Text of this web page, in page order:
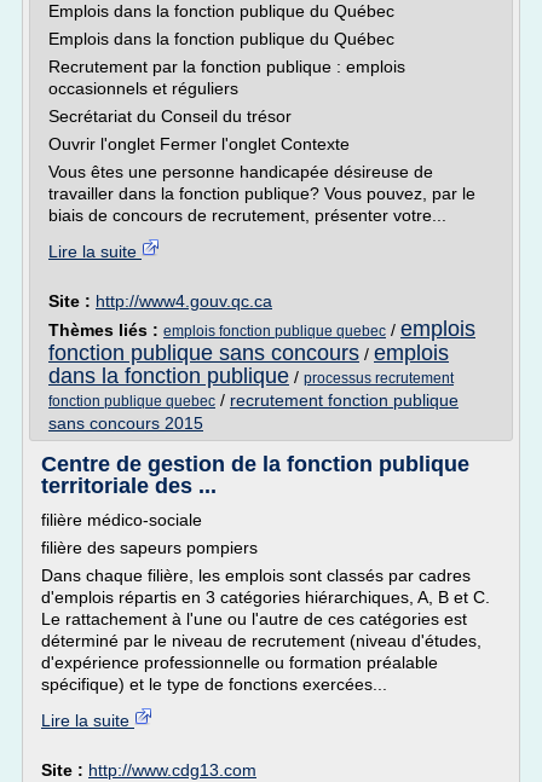
Emplois dans la fonction publique du Québec
Emplois dans la fonction publique du Québec
Recrutement par la fonction publique : emplois
occasionnels et réguliers
Secrétariat du Conseil du trésor
Ouvrir l'onglet Fermer l'onglet Contexte
Vous êtes une personne handicapée désireuse de
travailler dans la fonction publique? Vous pouvez, par le
biais de concours de recrutement, présenter votre...
Lire la suite
Site : http://www4.gouv.qc.ca
Thèmes liés : emplois fonction publique quebec / emplois
fonction publique sans concours / emplois
dans la fonction publique / processus recrutement
fonction publique quebec / recrutement fonction publique
sans concours 2015
Centre de gestion de la fonction publique
territoriale des ...
filière médico-sociale
filière des sapeurs pompiers
Dans chaque filière, les emplois sont classés par cadres
d'emplois répartis en 3 catégories hiérarchiques, A, B et C.
Le rattachement à l'une ou l'autre de ces catégories est
déterminé par le niveau de recrutement (niveau d'études,
d'expérience professionnelle ou formation préalable
spécifique) et le type de fonctions exercées...
Lire la suite
Site : http://www.cdg13.com